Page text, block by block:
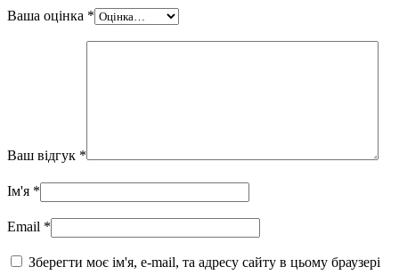
Ваша оцінка *
Ваш відгук *
Ім'я *
Email *
Зберегти моє ім'я, e-mail, та адресу сайту в цьому браузері